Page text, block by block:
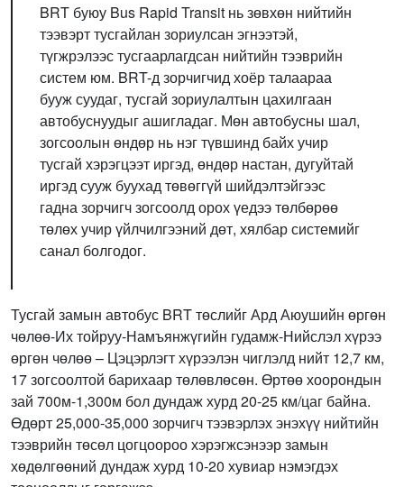
BRT буюу Bus Rapid Transit нь зөвхөн нийтийн
тээвэрт тусгайлан зориулсан эгнээтэй,
түгжрэлээс тусгаарлагдсан нийтийн тээврийн
систем юм. BRT-д зорчигчид хоёр талаараа
бууж суудаг, тусгай зориулалтын цахилгаан
автобуснуудыг ашигладаг. Мөн автобусны шал,
зогсоолын өндөр нь нэг түвшинд байх учир
тусгай хэрэгцээт иргэд, өндөр настан, дугуйтай
иргэд сууж буухад төвөггүй шийдэлтэйгээс
гадна зорчигч зогсоолд орох үедээ төлбөрөө
төлөх учир үйлчилгээний дөт, хялбар системийг
санал болгодог.
Тусгай замын автобус BRT төслийг Ард Аюушийн өргөн
чөлөө-Их тойруу-Намъянжүгийн гудамж-Нийслэл хүрээ
өргөн чөлөө – Цэцэрлэгт хүрээлэн чиглэлд нийт 12,7 км,
17 зогсоолтой барихаар төлөвлөсөн. Өртөө хоорондын
зай 700м-1,300м бол дундаж хурд 20-25 км/цаг байна.
Өдөрт 25,000-35,000 зорчигч тээвэрлэх энэхүү нийтийн
тээврийн төсөл цогцоороо хэрэгжсэнээр замын
хөдөлгөөний дундаж хурд 10-20 хувиар нэмэгдэх